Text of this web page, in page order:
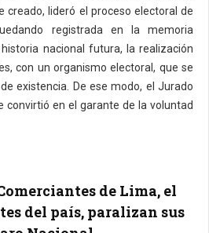
creado, lideró el proceso electoral de
registrada en la memoria
nacional futura, la realización
con un organismo electoral, que se
existencia. De ese modo, el Jurado
convirtió en el garante de la voluntad
de Lima, el
del país, paralizan sus